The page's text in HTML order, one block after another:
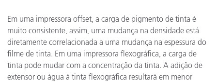
Em uma impressora offset, a carga de pigmento de tinta é
muito consistente, assim, uma mudança na densidade está
diretamente correlacionada a uma mudança na espessura do
filme de tinta. Em uma impressora flexográfica, a carga de
tinta pode mudar com a concentração da tinta. A adição de
extensor ou água à tinta flexográfica resultará em menor